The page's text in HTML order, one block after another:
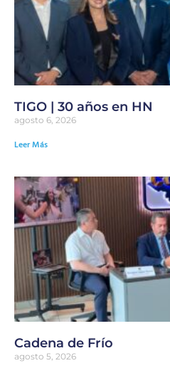
TIGO | 30 años en HN
agosto 6, 2026
Leer Más
Cadena de Frío
agosto 5, 2026